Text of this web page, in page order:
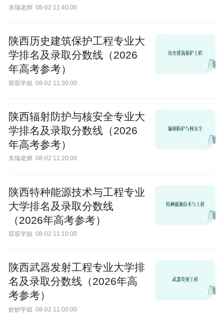
东瑞老师 08-02 11:40:00
陕西历史建筑保护工程专业大
学排名及录取分数线（2026
年高考参考）
双双学姐 08-02 11:30:00
陕西辐射防护与核安全专业大
学排名及录取分数线（2026
年高考参考）
东瑞老师 08-02 11:20:00
陕西特种能源技术与工程专业
大学排名及录取分数线
（2026年高考参考）
双双学姐 08-02 11:10:00
陕西武器发射工程专业大学排
名及录取分数线（2026年高
考参考）
妙妙学姐 08-02 11:00:00